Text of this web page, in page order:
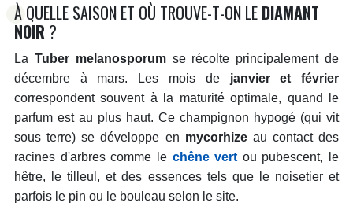
À QUELLE SAISON ET OÙ TROUVE-T-ON LE DIAMANT
NOIR ?
La Tuber melanosporumse récolte principalement de
décembre à mars. Les mois de janvier et février
correspondent souvent à la maturité optimale, quand le
parfum est au plus haut. Ce champignon hypogé (qui vit
sous terre) se développe en mycorhizeau contact des
racines d'arbres comme le chêne vert ou pubescent, le
hêtre, le tilleul, et des essences tels que le noisetier et
parfois le pin ou le bouleau selon le site.